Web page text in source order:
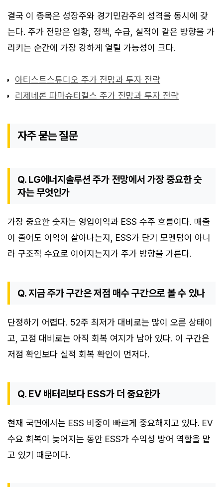
결국 이 종목은 성장주와 경기민감주의 성격을 동시에 갖
는다. 주가 전망은 업황, 정책, 수급, 실적이 같은 방향을 가
리키는 순간에 가장 강하게 열릴 가능성이 크다.
아티스트스튜디오 주가 전망과 투자 전략
리제네론 파마슈티컬스 주가 전망과 투자 전략
자주 묻는 질문
Q. LG에너지솔루션 주가 전망에서 가장 중요한 숫
자는 무엇인가
가장 중요한 숫자는 영업이익과 ESS 수주 흐름이다. 매출
이 줄어도 이익이 살아나는지, ESS가 단기 모멘텀이 아니
라 구조적 수요로 이어지는지가 주가 방향을 가른다.
Q. 지금 주가 구간은 저점 매수 구간으로 볼 수 있나
단정하기 어렵다. 52주 최저가 대비로는 많이 오른 상태이
고, 고점 대비로는 아직 회복 여지가 남아 있다. 이 구간은
저점 확인보다 실적 회복 확인이 먼저다.
Q. EV 배터리보다 ESS가 더 중요한가
현재 국면에서는 ESS 비중이 빠르게 중요해지고 있다. EV
수요 회복이 늦어지는 동안 ESS가 수익성 방어 역할을 맡
고 있기 때문이다.